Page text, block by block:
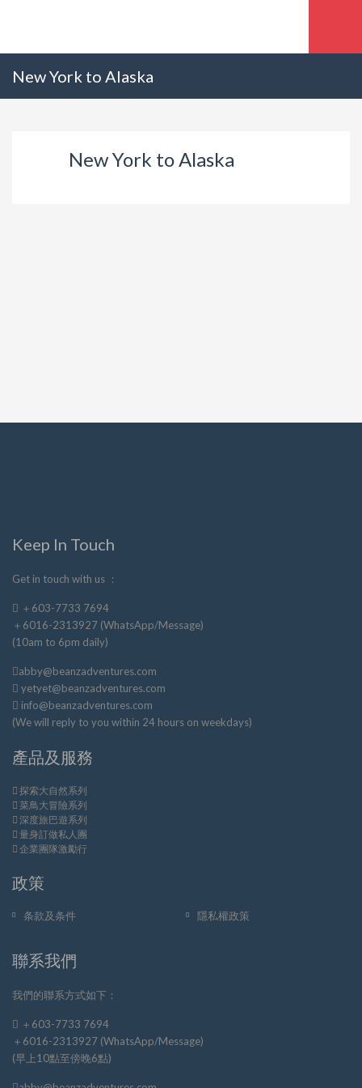
New York to Alaska
New York to Alaska
Keep In Touch
Get in touch with us ：
＋603-7733 7694
＋6016-2313927 (WhatsApp/Message)
(10am to 6pm daily)
abby@beanzadventures.com
yetyet@beanzadventures.com
info@beanzadventures.com
(We will reply to you within 24 hours on weekdays)
產品及服務
探索大自然系列
菜鳥大冒險系列
深度旅巴遊系列
量身訂做私人團
企業團隊激勵行
政策
条款及条件 隱私權政策
聯系我們
我們的聯系方式如下：
＋603-7733 7694
＋6016-2313927 (WhatsApp/Message)
(早上10點至傍晚6點)